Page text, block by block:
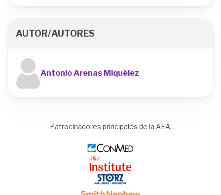
AUTOR/AUTORES
Antonio Arenas Miquélez
Patrocinadores principales de la AEA:
Image
Image
Image
Image